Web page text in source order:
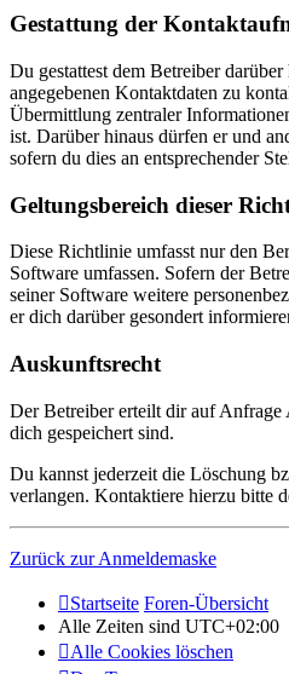
Gestattung der
Du gestattest dem Betreiber
angegebenen Kontaktdaten zu
Übermittlung zentraler
ist. Darüber hinaus dürfen er und
sofern du dies an entsprechender
Geltungsbereich dieser
Diese Richtlinie umfasst nur den
Software umfassen. Sofern der
seiner Software weitere
er dich darüber gesondert
Auskunftsrecht
Der Betreiber erteilt dir auf
dich gespeichert sind.
Du kannst jederzeit die Löschung
verlangen. Kontaktiere hierzu bitte
Zurück zur Anmeldemaske
Startseite Foren-Übersicht
Alle Zeiten sind UTC+02:00
Alle Cookies löschen